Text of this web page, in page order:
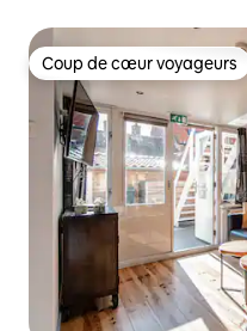
Coup de cœur voyageurs
Coup de cœur voyageurs